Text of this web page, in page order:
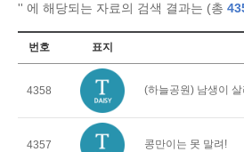
'' 에 해당되는 자료의 검색 결과는 (총
번호 표지
4358 (하늘공원) 남생이
4357 콩만이는 못 말려!